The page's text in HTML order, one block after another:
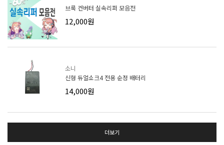
브룩 컨버터 실속리퍼 모음전
12,000원
소니
신형 듀얼쇼크4 전용 순정 배터리
14,000원
더보기